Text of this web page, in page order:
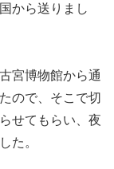
から送りまし
宮博物館から通
ので、そこで切
せてもらい、夜
た。